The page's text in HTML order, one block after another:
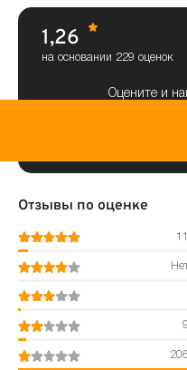
1,26
на основании 229 оценок
Оцените и
Отзывы по оценке